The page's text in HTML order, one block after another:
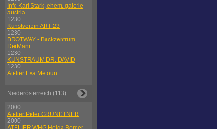
Info Karl Stark, ehem. galerie
austria
1230
Kunstverein ART 23
1230
BROTWAY - Backzentrum
DerMann
1230
KUNSTRAUM DR. DAVID
1230
Atelier Eva Meloun
Niederösterreich (113)
2000
Atelier Peter GRUNDTNER
2000
ATELIER WHG Helga Berger